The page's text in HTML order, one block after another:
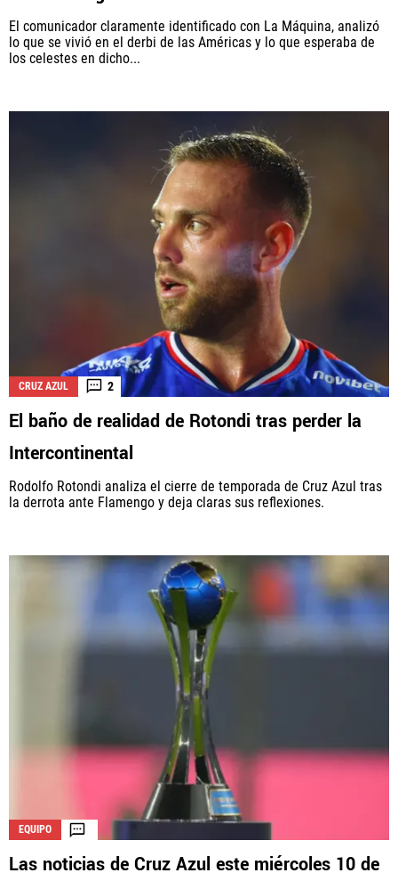
El comunicador claramente identificado con La Máquina, analizó
lo que se vivió en el derbi de las Américas y lo que esperaba de
los celestes en dicho...
CRUZ AZUL 2
El baño de realidad de Rotondi tras perder la
Intercontinental
Rodolfo Rotondi analiza el cierre de temporada de Cruz Azul tras
la derrota ante Flamengo y deja claras sus reflexiones.
EQUIPO
Las noticias de Cruz Azul este miércoles 10 de